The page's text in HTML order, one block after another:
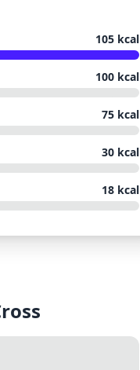
105 kcal
100 kcal
75 kcal
30 kcal
18 kcal